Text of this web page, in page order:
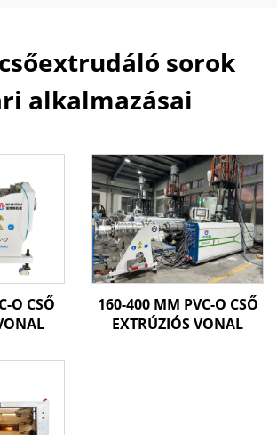
csőextrudáló sorok
alkalmazásai
O CSŐ
160-400 MM PVC-O CSŐ
EXTRÚZIÓS VONAL